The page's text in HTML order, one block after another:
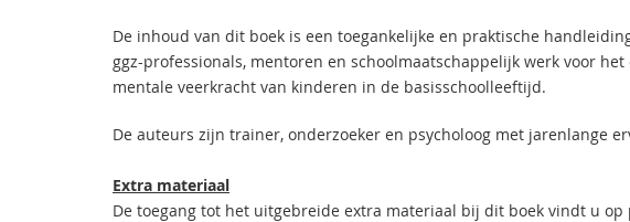
De inhoud van dit boek is een toegankelijke en praktische
ggz-professionals, mentoren en schoolmaatschappelijk werk voor
mentale veerkracht van kinderen in de basisschoolleeftijd.
De auteurs zijn trainer, onderzoeker en psycholoog met jarenlange
Extra materiaal
De toegang tot het uitgebreide extra materiaal bij dit boek vindt u op